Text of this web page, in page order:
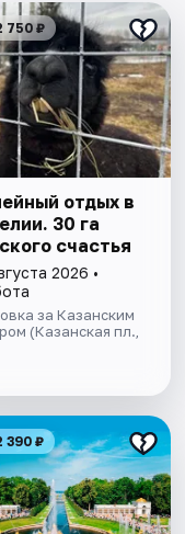
750 ₽
отдых в
30 га
счастья
2026 •
за Казанским
(Казанская пл.,
390 ₽